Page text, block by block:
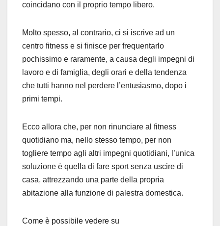
coincidano con il proprio tempo libero.
Molto spesso, al contrario, ci si iscrive ad un
centro fitness e si finisce per frequentarlo
pochissimo e raramente, a causa degli impegni di
lavoro e di famiglia, degli orari e della tendenza
che tutti hanno nel perdere l’entusiasmo, dopo i
primi tempi.
Ecco allora che, per non rinunciare al fitness
quotidiano ma, nello stesso tempo, per non
togliere tempo agli altri impegni quotidiani, l’unica
soluzione è quella di fare sport senza uscire di
casa, attrezzando una parte della propria
abitazione alla funzione di palestra domestica.
Come è possibile vedere su